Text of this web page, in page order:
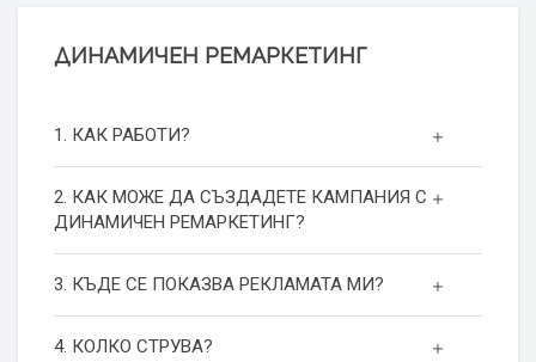
ДИНАМИЧЕН РЕМАРКЕТИНГ
1. КАК РАБОТИ?
2. КАК МОЖЕ ДА СЪЗДАДЕТЕ КАМПАНИЯ С
ДИНАМИЧЕН РЕМАРКЕТИНГ?
3. КЪДЕ СЕ ПОКАЗВА РЕКЛАМАТА МИ?
4. КОЛКО СТРУВА?